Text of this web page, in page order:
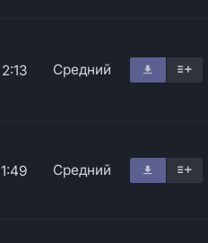
2:13 Средний
1:49 Средний